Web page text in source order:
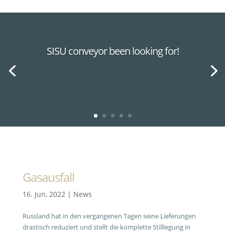
SISU conveyor been looking for!
Gasausfall
16. Jun, 2022| News
Russland hat in den vergangenen Tagen seine Lieferungen
drastisch reduziert und stellt die komplette Stilllegung in